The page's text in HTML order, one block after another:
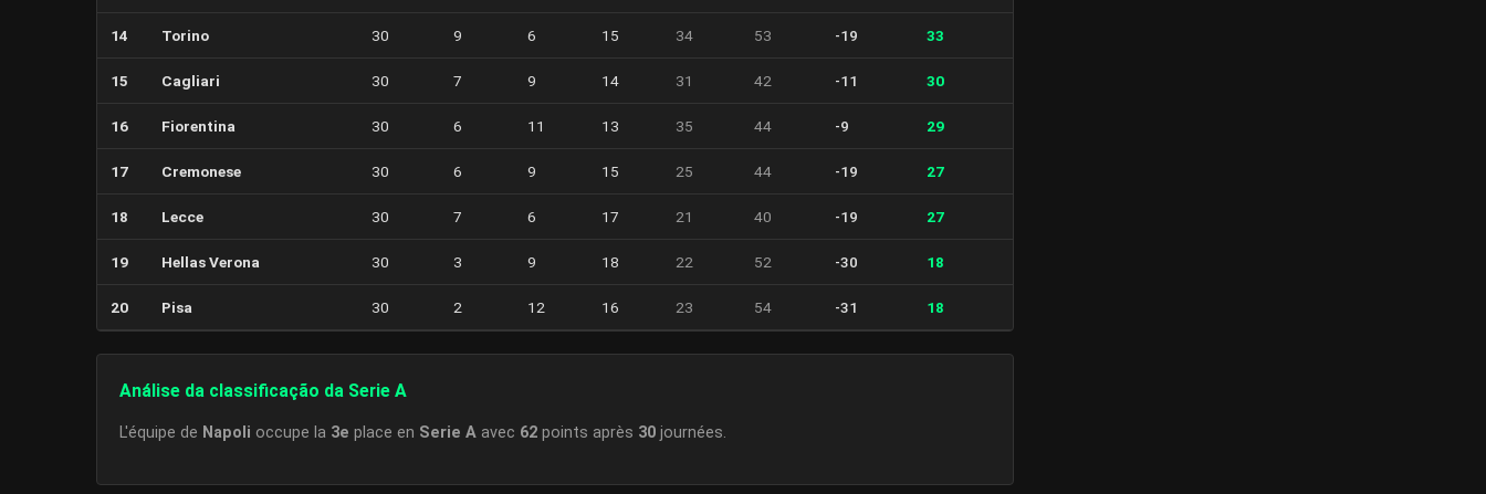
14 Torino 30 9 6 15 34 53 -19 33
15 Cagliari 30 7 9 14 31 42 -11 30
16 Fiorentina 30 6 11 13 35 44 -9 29
17 Cremonese 30 6 9 15 25 44 -19 27
18 Lecce 30 7 6 17 21 40 -19 27
19 Hellas Verona 30 3 9 18 22 52 -30 18
20 Pisa 30 2 12 16 23 54 -31 18
Análise da classificação da Serie A
L'équipe de Napoli occupe la 3e place en Serie A avec 62 points après 30 journées.